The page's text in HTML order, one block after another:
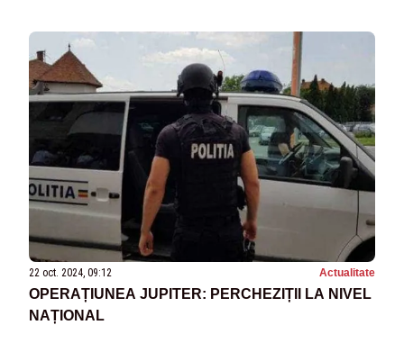
22 oct. 2024, 09:12 Actualitate
OPERAȚIUNEA JUPITER: PERCHEZIȚII LA NIVEL
NAȚIONAL